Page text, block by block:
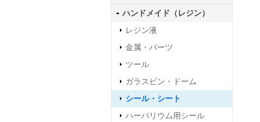
ハンドメイド（レジン）
レジン液
金属・パーツ
ツール
ガラスビン・ドーム
シール・シート
ハーバリウム用シール